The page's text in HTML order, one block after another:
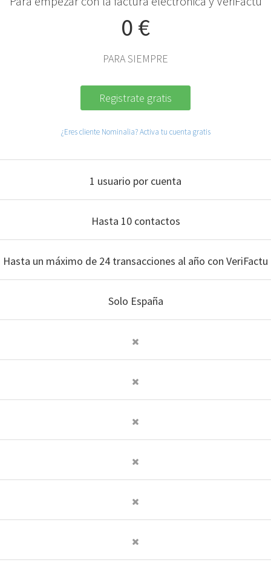
0 €
PARA SIEMPRE
Registrate gratis
¿Eres cliente Nominalia? Activa tu cuenta gratis
1 usuario por cuenta
Hasta 10 contactos
Hasta un máximo de 24 transacciones al año con VeriFactu
Solo España